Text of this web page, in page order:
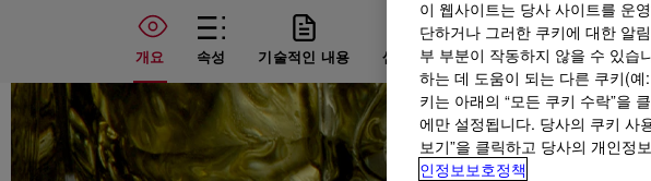
개요 속성 기술적인 내용 샘플 옵션 구매 옵션
이 웹사이트는 당사 사이트를 운
단하거나 그러한 쿠키에 대한 알
부 부분이 작동하지 않을 수 있습
하는 데 도움이 되는 다른 쿠키(
키는 아래의 “모든 쿠키 수락”을
에만 설정됩니다. 당사의 쿠키 사
보기”을 클릭하고 당사의 개인정
인정보보호정책